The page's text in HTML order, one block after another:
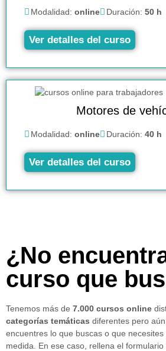
Modalidad: online Duración: 50 h
Ver detalles del curso
Motores de
Modalidad: online Duración: 40 h
Ver detalles del curso
¿No
curso que
Tenemos más de 7.000 cursos online
categorías temáticas diferentes pero
encuentres lo que buscas o que
medida. En ese caso, rellena el